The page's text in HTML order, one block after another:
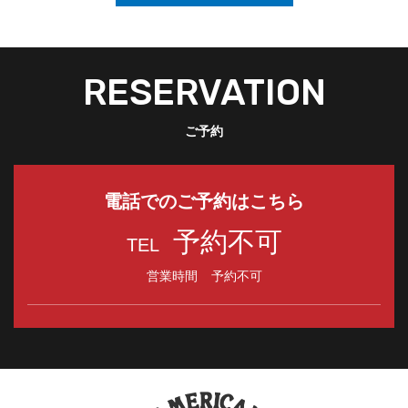
RESERVATION
ご予約
電話でのご予約はこちら
TEL 予約不可
営業時間 予約不可